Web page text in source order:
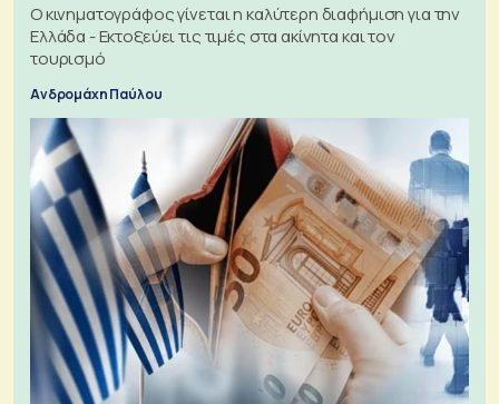
Ο κινηματογράφος γίνεται η καλύτερη διαφήμιση για την
Ελλάδα - Εκτοξεύει τις τιμές στα ακίνητα και τον
τουρισμό
Ανδρομάχη Παύλου